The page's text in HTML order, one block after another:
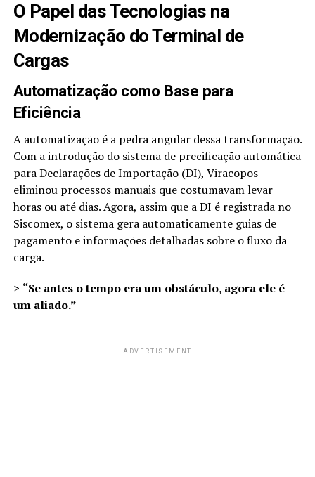
O Papel das Tecnologias na
Modernização do Terminal de
Cargas
Automatização como Base para
Eficiência
A automatização é a pedra angular dessa transformação.
Com a introdução do sistema de precificação automática
para Declarações de Importação (DI), Viracopos
eliminou processos manuais que costumavam levar
horas ou até dias. Agora, assim que a DI é registrada no
Siscomex, o sistema gera automaticamente guias de
pagamento e informações detalhadas sobre o fluxo da
carga.
> “Se antes o tempo era um obstáculo, agora ele é
um aliado.”
ADVERTISEMENT